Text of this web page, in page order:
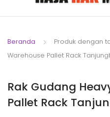
Beranda
Produk dengan
Warehouse Pallet Rack
Rak Gudang
Pallet Rack